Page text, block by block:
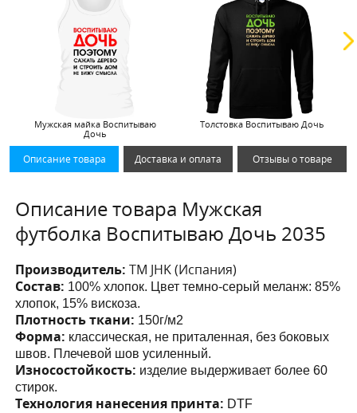
Мужская майка Воспитываю
Дочь
Толстовка Воспитываю Дочь
Описание товара Доставка и оплата Отзывы о товаре
Описание товара Мужская
футболка Воспитываю Дочь 2035
Производитель:ТМ JHK (Испания)
Состав: 100% хлопок. Цвет темно-серый меланж: 85%
хлопок, 15% вискоза.
Плотность ткани: 150г/м2
Форма: классическая, не приталенная, без боковых
швов. Плечевой шов усиленный.
Износостойкость: изделие выдерживает более 60
стирок.
Технология нанесения принта: DTF